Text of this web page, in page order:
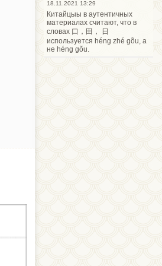
18.11.2021 13:29
Китайцыы в аутентичных
материалах считают, что в
словах 口，田， 日
используется héng zhé gõu, а
не héng gõu.